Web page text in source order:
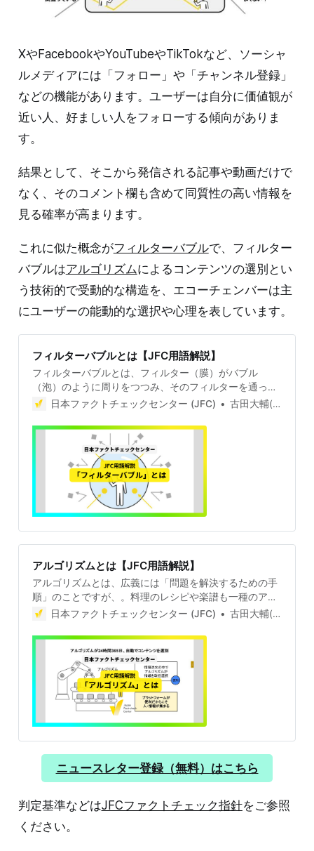
XやFacebookやYouTubeやTikTokなど、ソーシャ
ルメディアには「フォロー」や「チャンネル登録」
などの機能があります。ユーザーは自分に価値観が
近い人、好ましい人をフォローする傾向がありま
す。
結果として、そこから発信される記事や動画だけで
なく、そのコメント欄も含めて同質性の高い情報を
見る確率が高まります。
これに似た概念がフィルターバブルで、フィルター
バブルはアルゴリズムによるコンテンツの選別とい
う技術的で受動的な構造を、エコーチェンバーは主
にユーザーの能動的な選択や心理を表しています。
フィルターバブルとは【JFC用語解説】
フィルターバブルとは、フィルター（膜）がバブル
（泡）のように周りをつつみ、そのフィルターを通って
きたコンテンツ（記事や動画など）ばかりを目にする状
本の食べ歩きが好きで、YouTubeでそういった動画をよ
く見ているとします。 そうすると、YouTubeは、あなた
がそういった動画チャンネルを登録し、何度も長い時間
見ているデータを分析し、同じような食べ歩き動画をど
んどん届けるようになります。結果、あなたはそれ以外
の動画を見る時間が減る。これがフィルターバブルで
す。 ここでフィルターとなっているのが、YouTubeやX
ズムです。アルゴリズムとはコンピューターが効率よく
「アルゴリズム」の用語解説を御覧ください。 アルゴリ
ズムとは【JFC用語解説】アルゴリズムとは、広義には
「問題を解決するための手順」のことですが、。料理の
レシピや楽譜も一種のアルゴリズムと言えますが、デジ
するための処理のルール
日本ファクトチェックセンター (JFC) 古田大輔(Daisuke Furuta)
アルゴリズムとは【JFC用語解説】
アルゴリズムとは、広義には「問題を解決するための手
順」のことですが、。料理のレシピや楽譜も一種のアル
ゴリズムと言えますが、デジタル社会では主に「コンピ
を意味します。 例えば、YouTubeやXなどの情報プラッ
トフォームのタイムラインやオススメは、膨大な投稿か
ら、ユーザーの行動履歴などに基づいて「最も関心があ
りそう」と思われる情報を並べます。大量の情報の中か
ら効率的にユーザーに情報を届けるために必要不可欠で
す。 私たちは日々、アルゴリズムによって「見たいも
の」を優先的に見せられています。非常に便利ですが、
く、「アルゴリズムが選んだもの」ばかりを見てしまう
情報の偏りが発生します。これが「フィルターバブル」
です。 フィルターバブルとは【JFC用語解説】フィルタ
に周りをつつみ、そのフィルターを通ってきたコンテン
ツ（記事や動画など）ばかりを目にする状態を意味しま
す。 ここでフィルターとなっているのが、YouTubeやX
日本ファクトチェックセンター (JFC) 古田大輔(Daisuke Furuta)
ニュースレター登録（無料）はこちら
判定基準などはJFCファクトチェック指針をご参照
ください。